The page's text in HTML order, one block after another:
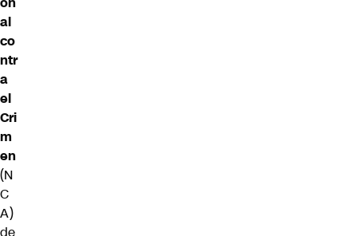
al
co
ntr
a
el
Cri
m
en
(N
C
A)
de